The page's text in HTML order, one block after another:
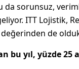
da sorunsuz,
ITT Lojistik,
de
bu yıl, yüzde 25